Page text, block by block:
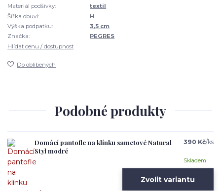
Materiál podšívky:
textil
Šířka obuvi:
H
Výška podpatku:
3,5 cm
Značka:
PEGRES
Hlídat cenu / dostupnost
Do oblíbených
Podobné produkty
Domácí pantofle na klínku sametové Natural
Styl modré
390 Kč/ks
Skladem
Zvolit variantu